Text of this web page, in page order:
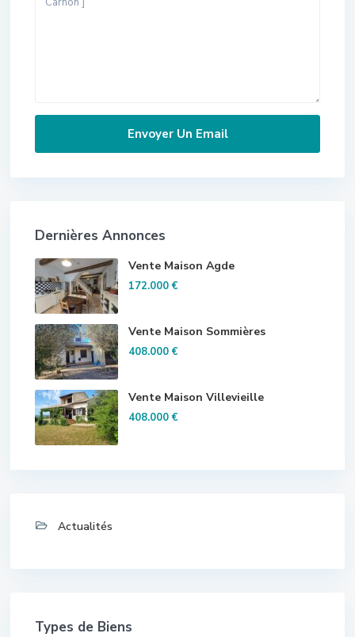
Dernières Annonces
Vente Maison Agde
172.000 €
Vente Maison Sommières
408.000 €
Vente Maison Villevieille
408.000 €
Actualités
Types de Biens